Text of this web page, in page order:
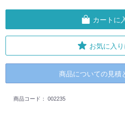
カートに
お気に入
商品についての見積
商品コード： 002235